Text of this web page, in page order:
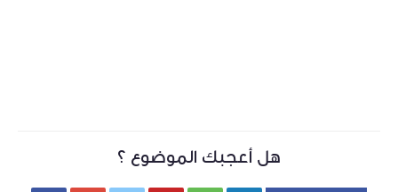
هل أعجبك الموضوع ؟